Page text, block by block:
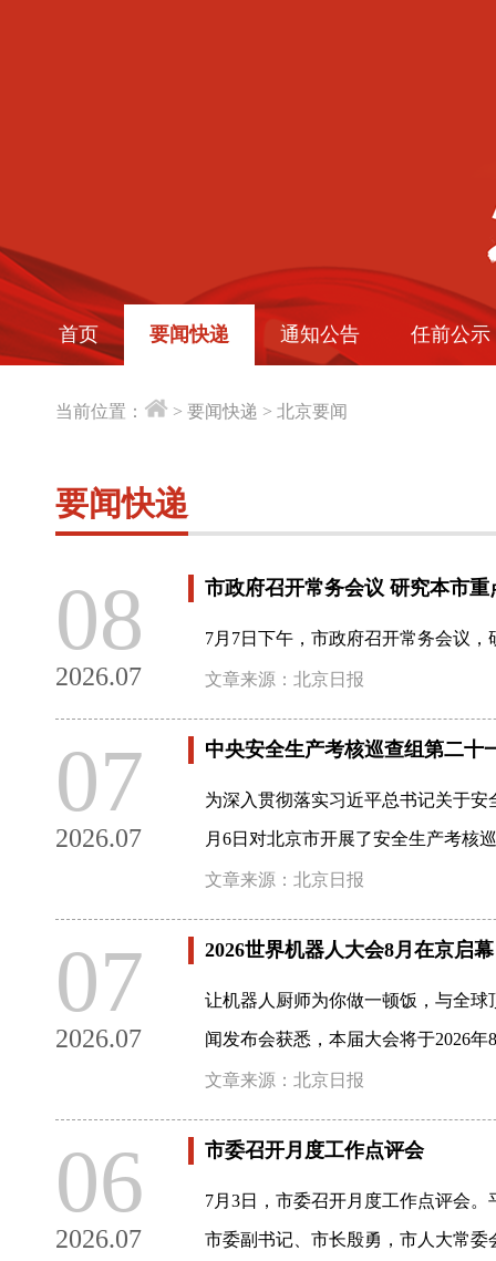
首页 要闻快递 通知公告 任前公示
当前位置： > 要闻快递 > 北京要闻
要闻快递
08
2026.07
市政府召开常务会议 研究本市
7月7日下午，市政府召开常务会议
文章来源：北京日报
07
2026.07
中央安全生产考核巡查组第二十
为深入贯彻落实习近平总书记关于
月6日对北京市开展了安全生产考核
文章来源：北京日报
07
2026.07
2026世界机器人大会8月在京启幕
让机器人厨师为你做一顿饭，与全
闻发布会获悉，本届大会将于2026
文章来源：北京日报
06
2026.07
市委召开月度工作点评会
7月3日，市委召开月度工作点评会
市委副书记、市长殷勇，市人大常